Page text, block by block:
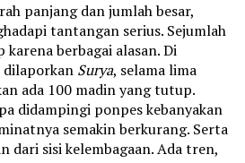
panjang dan jumlah besar,
tantangan serius. Sejumlah
berbagai alasan. Di
dilaporkan Surya, selama lima
ada 100 madin yang tutup.
didampingi ponpes kebanyakan
semakin berkurang. Serta
dari sisi kelembagaan. Ada tren,